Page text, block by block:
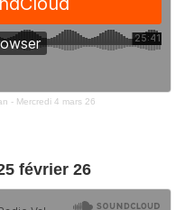
- Mercredi 4 mars 26
février 26